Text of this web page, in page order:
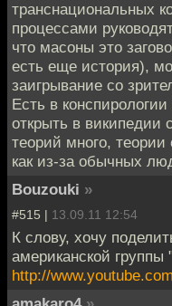
транснациональных
процессами
что масоны это
есть еще история),
заигрывание со
Есть в
открыть в википедии
теорий много,
как из-за обычных
Bouzouki »
#515 | 13.09.11 12:54
К слову, хочу
американской группы
http://